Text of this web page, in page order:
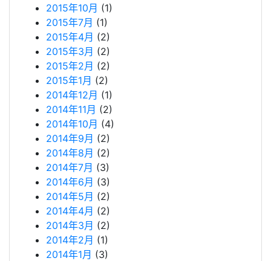
2015年10月 (1)
2015年7月 (1)
2015年4月 (2)
2015年3月 (2)
2015年2月 (2)
2015年1月 (2)
2014年12月 (1)
2014年11月 (2)
2014年10月 (4)
2014年9月 (2)
2014年8月 (2)
2014年7月 (3)
2014年6月 (3)
2014年5月 (2)
2014年4月 (2)
2014年3月 (2)
2014年2月 (1)
2014年1月 (3)